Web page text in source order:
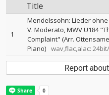
Title
1
Mendelssohn: Lieder ohne
V. Moderato, MWV U184
Complaint" (Arr.
Piano) wav,flac,alac:
Report